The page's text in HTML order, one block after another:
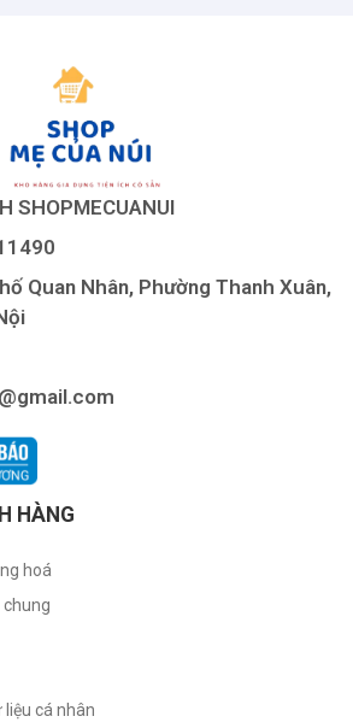
SHOPMECUANUI
Quan Nhân, Phường Thanh Xuân,
HÀNG
hoá
chung
cá nhân